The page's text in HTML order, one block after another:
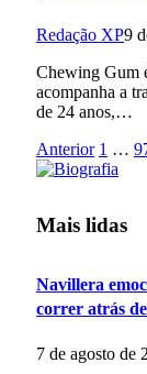
Redação XP9
Chewing Gum
acompanha a
de 24 anos,…
Anterior 1 …
Mais lidas
Navillera
correr atrás
7 de agosto de